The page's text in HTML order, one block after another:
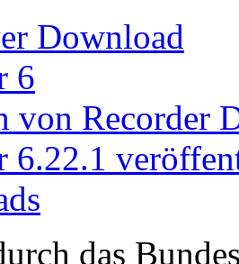
Download
6
von Recorder
6.22.1
das